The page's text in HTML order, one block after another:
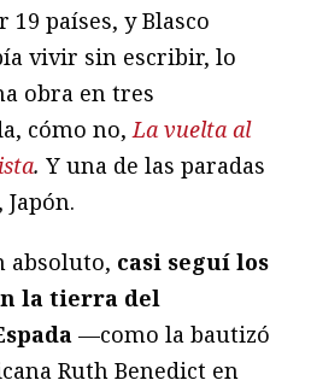
países, y Blasco
vivir sin escribir, lo
obra en tres
cómo no,La vuelta al
. Y una de las paradas
absoluto, casi seguí los
la tierra del
—como la bautizó
Ruth Benedict en